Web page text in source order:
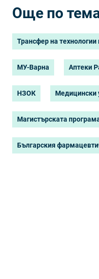
фармацията".
Още по
Трансфер на
МУ-Варна Аптеки
НЗОК Медицински
Магистърската
Българския